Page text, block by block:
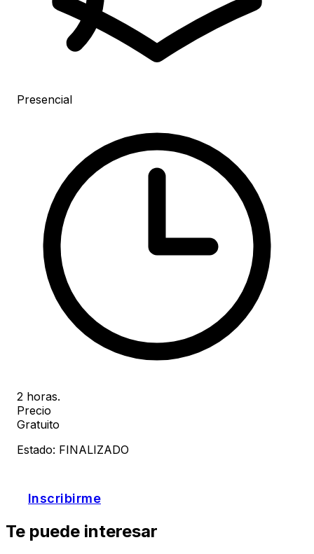
Presencial
2 horas.
Precio
Gratuito
Estado: FINALIZADO
Inscribirme
Te puede interesar